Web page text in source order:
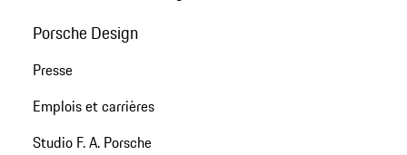
Porsche Design
Presse
Emplois et carrières
Studio F. A. Porsche